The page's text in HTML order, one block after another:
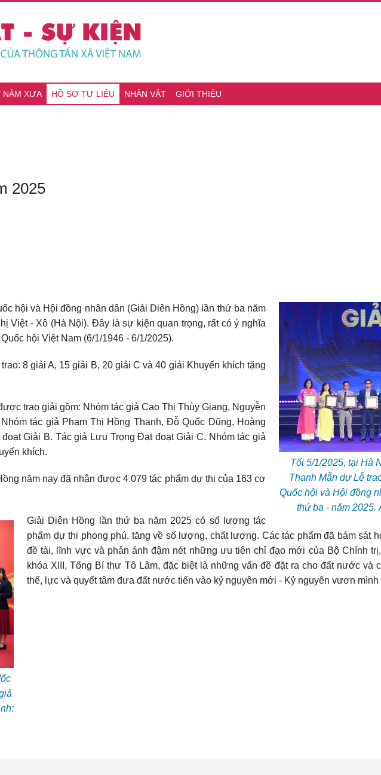
NĂM XƯA HỒ SƠ TƯ LIỆU NHÂN VẬT GIỚI THIỆU
2025
Tối 5/1/2025, tại Hà
Thanh Mẫn dự Lễ
Quốc hội và Hội đồng
thứ ba - năm 2025.
hội và Hội đồng nhân dân (Giải Diên Hồng) lần thứ ba năm
Việt - Xô (Hà Nội). Đây là sự kiện quan trọng, rất có ý nghĩa
hội Việt Nam (6/1/1946 - 6/1/2025).
8 giải A, 15 giải B, 20 giải C và 40 giải Khuyến khích tặng
trao giải gồm: Nhóm tác giả Cao Thị Thùy Giang, Nguyễn
tác giả Phạm Thị Hồng Thanh, Đỗ Quốc Dũng, Hoàng
Giải B. Tác giả Lưu Trọng Đạt đoạt Giải C. Nhóm tác giả
khích.
năm nay đã nhận được 4.079 tác phẩm dự thi của 163 cơ
Giải Diên Hồng lần thứ ba năm 2025 có số lượng tác
phẩm dự thi phong phú, tăng về số lượng, chất lượng. Các tác phẩm đã bám sát
đề tài, lĩnh vực và phản ánh đậm nét những ưu tiên chỉ đạo mới của Bộ Chính
khóa XIII, Tổng Bí thư Tô Lâm, đặc biệt là những vấn đề đặt ra cho đất nước và
thế, lực và quyết tâm đưa đất nước tiến vào kỷ nguyên mới - Kỷ nguyên vươn mình